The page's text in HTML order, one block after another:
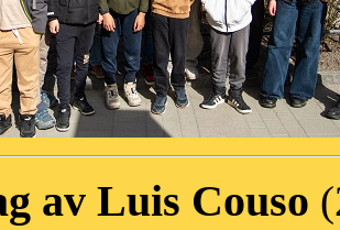
av Luis Couso